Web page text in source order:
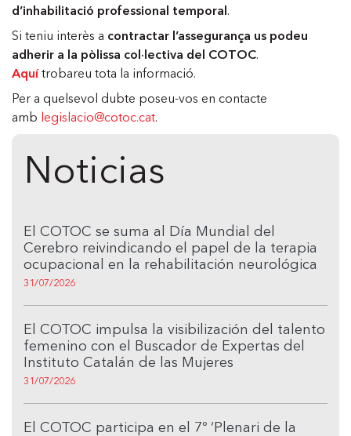
d’inhabilitació professional temporal .
Si teniu interès a contractar l’assegurança us podeu
adherir a la pòlissa col·lectiva del COTOC.
Aquí trobareu tota la informació.
Per a quelsevol dubte poseu-vos en contacte
amb legislacio@cotoc.cat.
Noticias
El COTOC se suma al Día Mundial del
Cerebro reivindicando el papel de la terapia
ocupacional en la rehabilitación neurológica
31/07/2026
El COTOC impulsa la visibilización del talento
femenino con el Buscador de Expertas del
Instituto Catalán de las Mujeres
31/07/2026
El COTOC participa en el 7º ‘Plenari de la